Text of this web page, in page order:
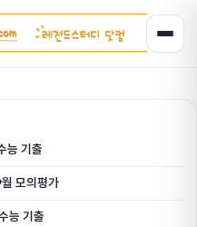
능 기출
모의평가
능 기출